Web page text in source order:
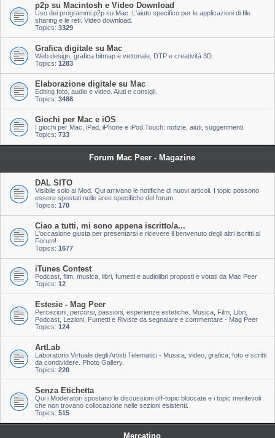
p2p su Macintosh e Video Download
Uso dei programmi p2p su Mac. L'aiuto specifico per le applicazioni di file
sharing e le reti. Video download.
Topics: 3329
Grafica digitale su Mac
Web design, grafica bitmap e vettoriale, DTP e creatività 3D.
Topics: 1283
Elaborazione digitale su Mac
Editing foto, audio e video. Aiuti e consigli.
Topics: 3488
Giochi per Mac e iOS
I giochi per Mac, iPad, iPhone e iPod Touch: notizie, aiuti, suggerimenti.
Topics: 733
Forum Mac Peer - Magazine
DAL SITO
Visibile solo ai Mod. Qui arrivano le notifiche di nuovi articoli. I topic possono
essere spostati nelle aree specifiche del forum.
Topics: 170
Ciao a tutti, mi sono appena iscritto/a...
L'occasione giusta per presentarsi e ricevere il benvenuto degli altri iscritti al
Forum!
Topics: 1677
iTunes Contest
Podcast, film, musica, libri, fumetti e audiolibri proposti e votati da Mac Peer
Topics: 12
Estesie - Mag Peer
Percezioni, percorsi, passioni, esperienze estetiche. Musica, Film, Libri,
Podcast, Lezioni, Fumetti e Riviste da segnalare e commentare - Mag Peer
Topics: 124
ArtLab
Laboratorio Virtuale degli Artisti Telematici - Musica, video, grafica, foto e scritti
da condividere. Photo Gallery.
Topics: 220
Senza Etichetta
Qui i Moderatori spostano le discussioni off-topic bloccate e i topic meritevoli
che non trovano collocazione nelle sezioni esistenti.
Topics: 515
Mercatino